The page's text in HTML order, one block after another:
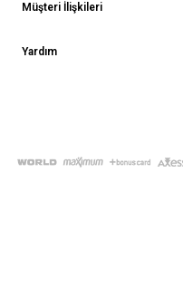
Müşteri İlişkileri
Yardım